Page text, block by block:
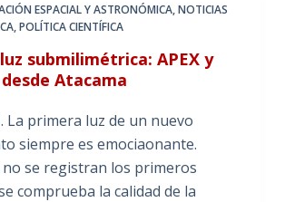
ESPACIAL Y ASTRONÓMICA,NOTICIAS
,POLÍTICA CIENTÍFICA
submilimétrica: APEX y
desde Atacama
La primera luz de un nuevo
siempre es emociaonante.
no se registran los primeros
comprueba la calidad de la